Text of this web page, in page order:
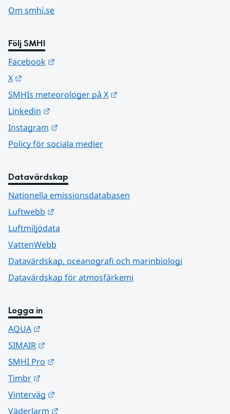
Om smhi.se
Följ SMHI
Facebook
X
SMHIs meteorologer på X
Linkedin
Instagram
Policy för sociala medier
Datavärdskap
Nationella emissionsdatabasen
Luftwebb
Luftmiljödata
VattenWebb
Datavärdskap, oceanografi och marinbiologi
Datavärdskap för atmosfärkemi
Logga in
AQUA
SIMAIR
SMHI Pro
Timbr
Vinterväg
Väderlarm